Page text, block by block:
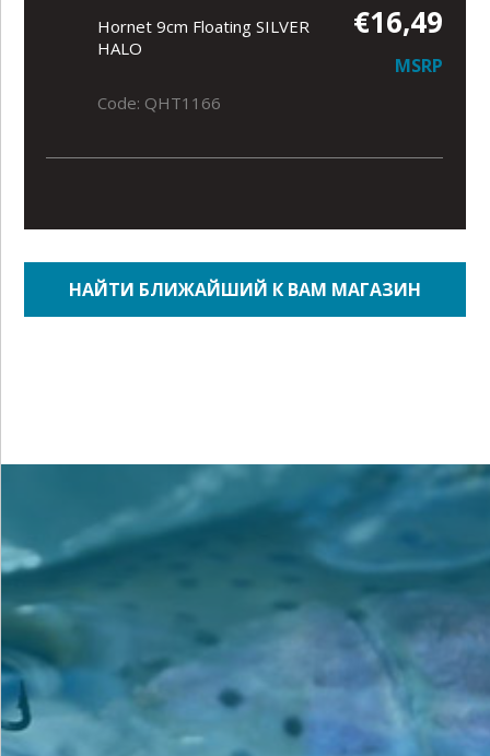
Hornet 9cm Floating SILVER
HALO
€16,49
MSRP
Code: QHT1166
НАЙТИ БЛИЖАЙШИЙ К ВАМ МАГАЗИН